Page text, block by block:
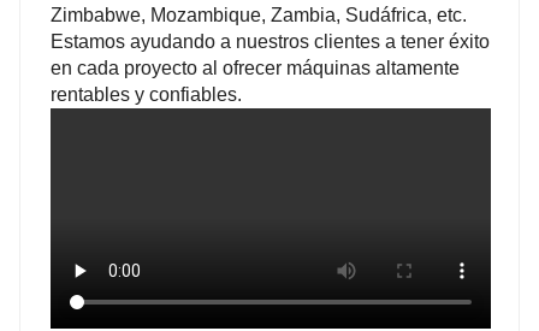
Zimbabwe, Mozambique, Zambia, Sudáfrica, etc.
Estamos ayudando a nuestros clientes a tener éxito
en cada proyecto al ofrecer máquinas altamente
rentables y confiables.
1742